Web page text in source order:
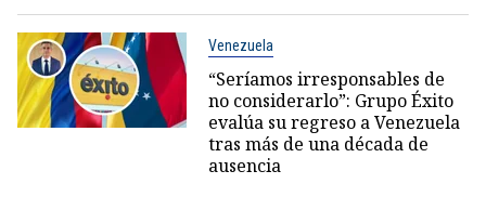
Venezuela
“Seríamos irresponsables de
no considerarlo”: Grupo Éxito
evalúa su regreso a Venezuela
tras más de una década de
ausencia